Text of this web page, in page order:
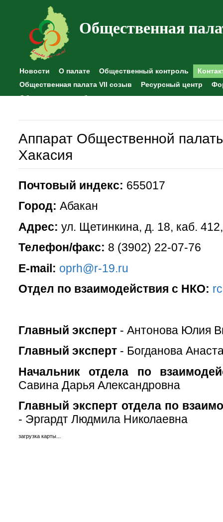
Общественная
Новости О палате Общественный контроль
Общественная палата VII созыв
Ресурсный центр
Общественные наблюдения
Аппарат Общественной
Хакасия
Почтовый индекс: 655017
Город: Абакан
Адрес: ул. Щетинкина, д. 18, каб.
Телефон/факс: 8 (3902) 22-07-76
E-mail: oprh@r-19.ru
Отдел по взаимодействия с НКО:
Главный эксперт - Антонова Юлия
Главный эксперт - Богданова
Начальник отдела по
Савина Дарья Александровна
Главный эксперт отдела по
- Эргардт Людмила Николаевна
загрузка карты...